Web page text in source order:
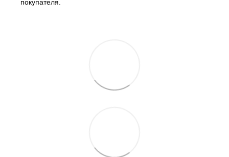
покупателя.